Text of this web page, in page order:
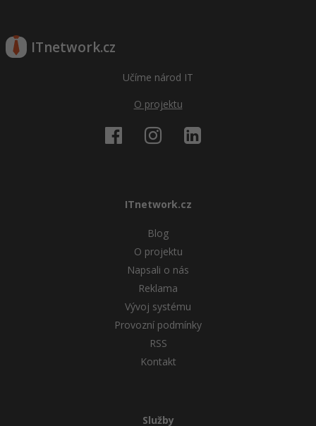
ITnetwork.cz
Učíme národ IT
O projektu
ITnetwork.cz
Blog
O projektu
Napsali o nás
Reklama
Vývoj systému
Provozní podmínky
RSS
Kontakt
Služby